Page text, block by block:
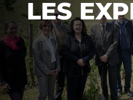
LES